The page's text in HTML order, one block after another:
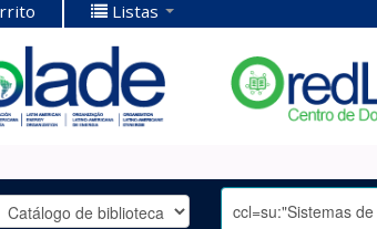
Listas